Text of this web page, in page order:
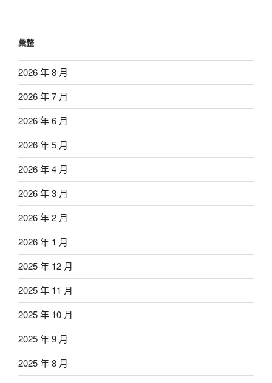
彙整
2026 年 8 月
2026 年 7 月
2026 年 6 月
2026 年 5 月
2026 年 4 月
2026 年 3 月
2026 年 2 月
2026 年 1 月
2025 年 12 月
2025 年 11 月
2025 年 10 月
2025 年 9 月
2025 年 8 月